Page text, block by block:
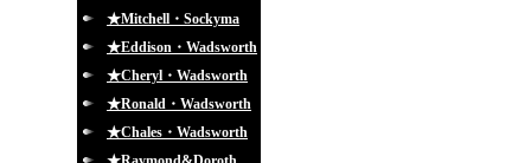
★Mitchell・Sockyma
★Eddison・Wadsworth
★Cheryl・Wadsworth
★Ronald・Wadsworth
★Chales・Wadsworth